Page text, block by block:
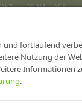
FORMULARE
und fortlaufend
Nutzung der
Informationen
.